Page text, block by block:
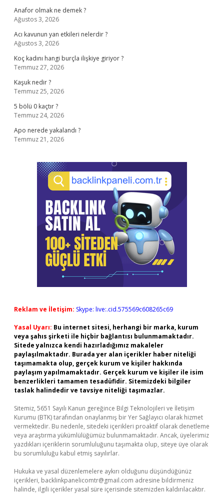
Anafor olmak ne demek ?
Ağustos 3, 2026
Acı kavunun yan etkileri nelerdir ?
Ağustos 3, 2026
Koç kadını hangi burçla ilişkiye giriyor ?
Temmuz 27, 2026
Kaşuk nedir ?
Temmuz 25, 2026
5 bölü 0 kaçtır ?
Temmuz 24, 2026
Apo nerede yakalandı ?
Temmuz 21, 2026
Reklam ve İletişim: Skype: live:.cid.575569c608265c69
Yasal Uyarı: Bu internet sitesi, herhangi bir marka, kurum
veya şahıs şirketi ile hiçbir bağlantısı bulunmamaktadır.
Sitede yalnızca kendi hazırladığımız makaleler
paylaşılmaktadır. Burada yer alan içerikler haber niteliği
taşımamakta olup, gerçek kurum ve kişiler hakkında
paylaşım yapılmamaktadır. Gerçek kurum ve kişiler ile isim
benzerlikleri tamamen tesadüfidir. Sitemizdeki bilgiler
taslak halindedir ve tavsiye niteliği taşımazlar.
Sitemiz, 5651 Sayılı Kanun gereğince Bilgi Teknolojileri ve İletişim
Kurumu (BTK) tarafından onaylanmış bir Yer Sağlayıcı olarak hizmet
vermektedir. Bu nedenle, sitedeki içerikleri proaktif olarak denetleme
veya araştırma yükümlülüğümüz bulunmamaktadır. Ancak, üyelerimiz
yazdıkları içeriklerin sorumluluğunu taşımakta olup, siteye üye olarak
bu sorumluluğu kabul etmiş sayılırlar.
Hukuka ve yasal düzenlemelere aykırı olduğunu düşündüğünüz
içerikleri, backlinkpanelicomtr@gmail.com adresine bildirmeniz
halinde, ilgili içerikler yasal süre içerisinde sitemizden kaldırılacaktır.